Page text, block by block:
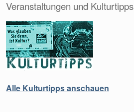
Veranstaltungen und Kulturtipps
Alle Kulturtipps anschauen